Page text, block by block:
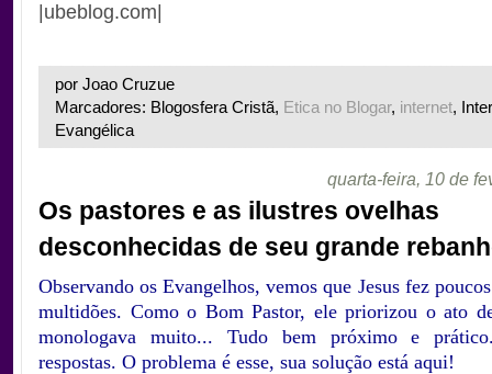
|ubeblog.com|
por Joao Cruzue
Marcadores: Blogosfera Cristã, Etica no Blogar, internet,
Evangélica
quarta-feira, 10 de
Os pastores e as ilustres ovelhas
desconhecidas de seu grande
Observando os Evangelhos, vemos que Jesus fez
multidões. Como o Bom Pastor, ele priorizou o ato
monologava muito... Tudo bem próximo e
respostas. O problema é esse, sua solução está aqui!